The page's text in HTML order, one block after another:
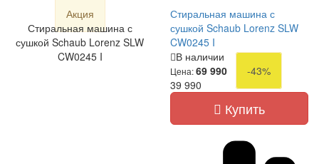
Акция
Стиральная машина с
сушкой Schaub Lorenz SLW
CW0245 I
Стиральная машина с
сушкой Schaub Lorenz SLW
CW0245 I
В наличии
Цена:69 990
-43%
39 990
Купить